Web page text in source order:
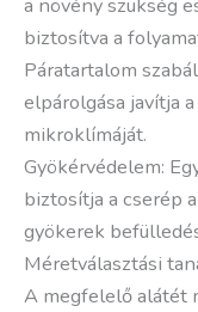
biztosítva a
Páratartalom
elpárolgása javítja
mikroklímáját.
Gyökérvédelem:
biztosítja a cserép
gyökerek
Méretválasztási
A megfelelő alátét